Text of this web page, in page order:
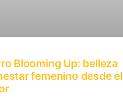
Blooming Up: belleza
femenino desde el